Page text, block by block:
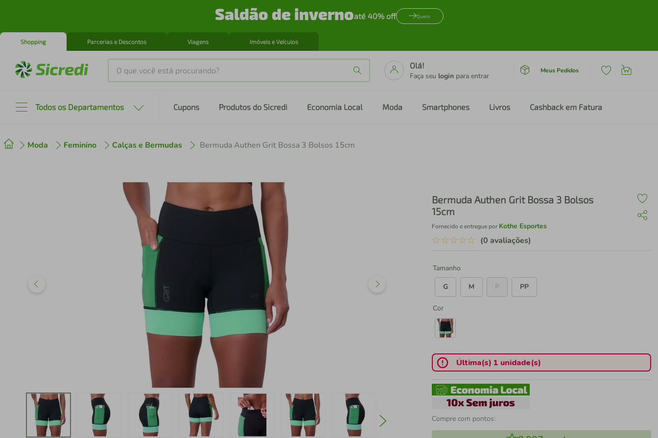
Saldão de invernoaté 40% off Quero
Shopping Parcerias e Descontos Viagens Imóveis e Veículos
O que você está procurando?
Olá!
Faça seu login para entrar
Meus Pedidos
Todos os Departamentos Cupons Produtos do Sicredi Economia Local Moda Smartphones Livros Cashback em Fatura
Moda Feminino Calças e Bermudas Bermuda Authen Grit Bossa 3 Bolsos 15cm
Bermuda Authen Grit Bossa 3 Bolsos
15cm
Fornecido e entregue por Kothe Esportes
☆☆☆☆☆ (0 avaliações)
Tamanho
G
M P PP
Cor
Última(s) 1 unidade(s)
Compre com pontos:
2 cafeteira
air fryer